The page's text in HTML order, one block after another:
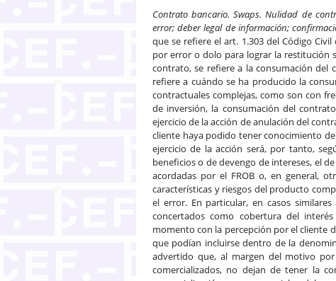
Contrato bancario. Swaps. Nulidad de
error; deber legal de información;
que se refiere el art. 1.303 del Código
por error o dolo para lograr la restitución
contrato, se refiere a la consumación
refiere a cuándo se ha producido la
contractuales complejas, como son con
de inversión, la consumación del
ejercicio de la acción de anulación del
cliente haya podido tener conocimiento
ejercicio de la acción será, por tanto,
beneficios o de devengo de intereses, el
acordadas por el FROB o, en general,
características y riesgos del producto
el error. En particular, en casos
concertados como cobertura del
momento con la percepción por el cliente
que podían incluirse dentro de la
advertido que, al margen del motivo
comercializados, no dejan de tener la